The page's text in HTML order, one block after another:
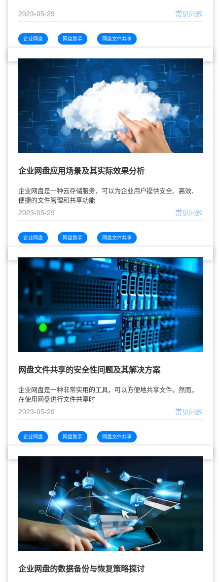
2023-05-29 常见问题
企业网盘 网盘助手 网盘文件共享
企业网盘应用场景及其实际效果分析
企业网盘是一种云存储服务，可以为企业用户提供安全、高效、
便捷的文件管理和共享功能
2023-05-29 常见问题
企业网盘 网盘助手 网盘文件共享
网盘文件共享的安全性问题及其解决方案
企业网盘是一种非常实用的工具，可以方便地共享文件。然而，
在使用网盘进行文件共享时
2023-05-29 常见问题
企业网盘 网盘助手 网盘文件共享
企业网盘的数据备份与恢复策略探讨